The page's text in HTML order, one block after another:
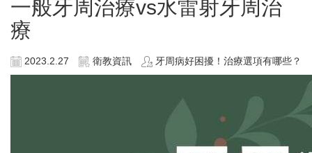
一般牙周治療vs水雷射牙周治
療
2023.2.27 衛教資訊 牙周病好困擾！治療選項有哪些？